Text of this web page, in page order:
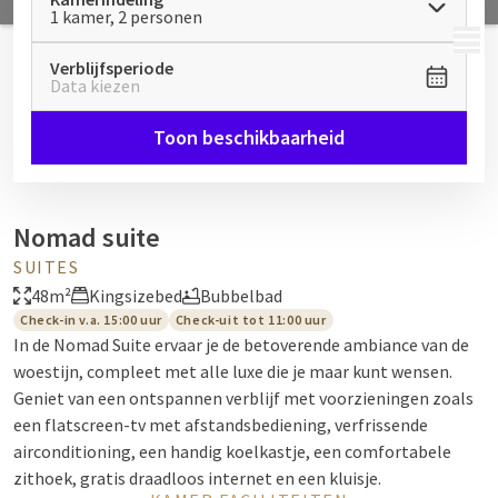
MENU
1 kamer, 2 personen
Verblijfsperiode
Data kiezen
Toon beschikbaarheid
Nomad suite
SUITES
48m²
Kingsizebed Bubbelbad
Check-in v.a. 15:00 uur Check-uit tot 11:00 uur
In de Nomad Suite ervaar je de betoverende ambiance van de
woestijn, compleet met alle luxe die je maar kunt wensen.
Geniet van een ontspannen verblijf met voorzieningen zoals
een flatscreen-tv met afstandsbediening, verfrissende
airconditioning, een handig koelkastje, een comfortabele
zithoek, gratis draadloos internet en een kluisje.